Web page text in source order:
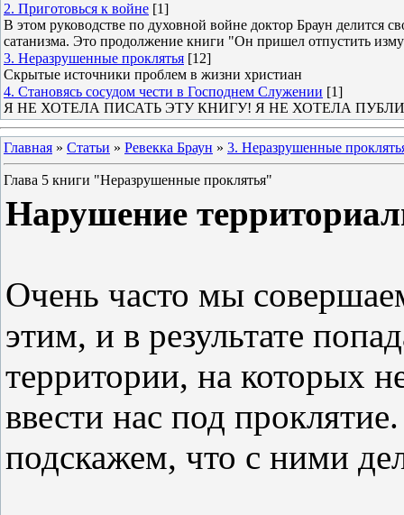
2. Приготовься к войне [1]
В этом руководстве по духовной войне доктор Браун делится
сатанизма. Это продолжение книги "Он пришел отпустить
3. Неразрушенные проклятья [12]
Скрытые источники проблем в жизни христиан
4. Становясь сосудом чести в Господнем Служении [1]
Я НЕ ХОТЕЛА ПИСАТЬ ЭТУ КНИГУ! Я НЕ ХОТЕЛА
Главная » Статьи » Ревекка Браун » 3. Неразрушенные
Глава 5 книги "Неразрушенные проклятья"
Нарушение
Очень часто мы
этим, и в результате
территории, на которых
ввести нас под
подскажем, что с ними